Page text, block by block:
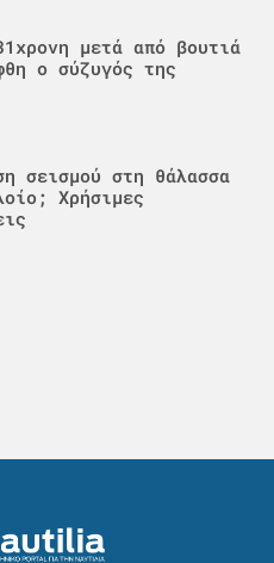
μετά από βουτιά
ο σύζυγός της
σεισμού στη θάλασσα
Χρήσιμες